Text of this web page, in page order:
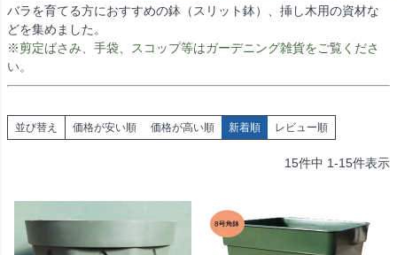
バラを育てる方におすすめの鉢（スリット鉢）、挿し木用の資材な
どを集めました。
※剪定ばさみ、手袋、スコップ等はガーデニング雑貨をご覧くださ
い。
並び替え 価格が安い順 価格が高い順 新着順 レビュー順
15件中 1-15件表示